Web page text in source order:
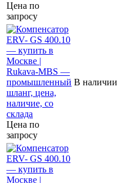
Цена по
запросу
Цена по
запросу
В наличии